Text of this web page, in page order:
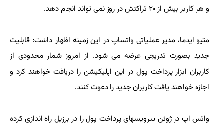
و هر کاربر بیش از ۲۰ تراکنش در روز نمی تواند انجام دهد.
متیو ایدما، مدیر عملیاتی واتساپ در این زمینه اظهار داشت: قابلیت
جدید بصورت تدریجی عرضه می شود. از امروز شمار محدودی از
کاربران ابزار پرداخت پول در این اپلیکیشن را دریافت خواهند کرد و
اجازه خواهند یافت کاربران جدید را دعوت کنند.
واتس اپ در ژوئن سرویسهای پرداخت پول را در برزیل راه اندازی کرده